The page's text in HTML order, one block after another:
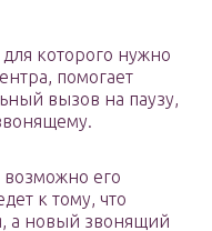
которого нужно
помогает
вызов на паузу,
возможно его
к тому, что
а новый звонящий